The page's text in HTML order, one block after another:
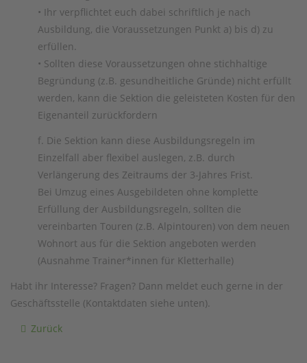
• Ihr verpflichtet euch dabei schriftlich je nach
Ausbildung, die Voraussetzungen Punkt a) bis d) zu
erfüllen.
• Sollten diese Voraussetzungen ohne stichhaltige
Begründung (z.B. gesundheitliche Gründe) nicht erfüllt
werden, kann die Sektion die geleisteten Kosten für den
Eigenanteil zurückfordern
f. Die Sektion kann diese Ausbildungsregeln im
Einzelfall aber flexibel auslegen, z.B. durch
Verlängerung des Zeitraums der 3-Jahres Frist.
Bei Umzug eines Ausgebildeten ohne komplette
Erfüllung der Ausbildungsregeln, sollten die
vereinbarten Touren (z.B. Alpintouren) von dem neuen
Wohnort aus für die Sektion angeboten werden
(Ausnahme Trainer*innen für Kletterhalle)
Habt ihr Interesse? Fragen? Dann meldet euch gerne in der
Geschäftsstelle (Kontaktdaten siehe unten).
Zurück